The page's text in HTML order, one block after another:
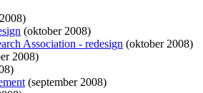
(oktober 2008)
Association - redesign (oktober 2008)
2008)
(september 2008)